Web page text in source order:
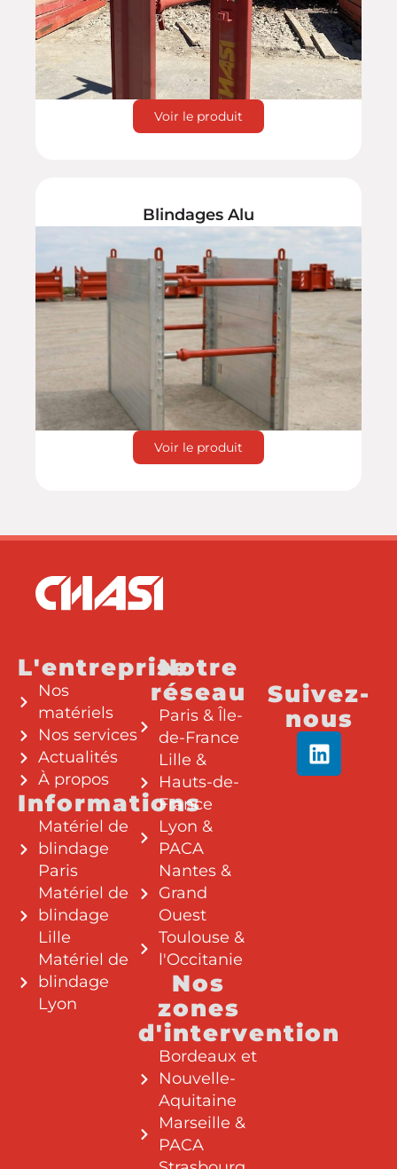
Voir le produit
Blindages Alu
Voir le produit
L'entreprise
Nos
matériels
Nos services
Actualités
À propos
Informations
Matériel de
blindage
Paris
Matériel de
blindage
Lille
Matériel de
blindage
Lyon
Notre
réseau
Paris & Île-
de-France
Lille &
Hauts-de-
France
Lyon &
PACA
Nantes &
Grand
Ouest
Toulouse &
l'Occitanie
Nos
zones
d'intervention
Bordeaux et
Nouvelle-
Aquitaine
Marseille &
PACA
Suivez-
nous